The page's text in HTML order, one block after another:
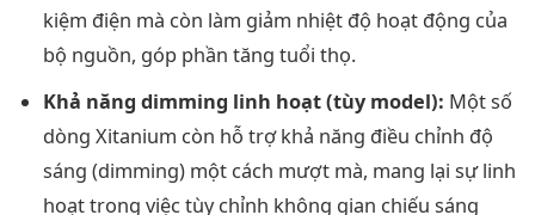
kiệm điện mà còn làm giảm nhiệt độ hoạt động của
bộ nguồn, góp phần tăng tuổi thọ.
Khả năng dimming linh hoạt (tùy model): Một số
dòng Xitanium còn hỗ trợ khả năng điều chỉnh độ
sáng (dimming) một cách mượt mà, mang lại sự linh
hoạt trong việc tùy chỉnh không gian chiếu sáng